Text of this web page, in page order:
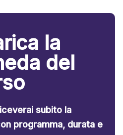
la
del
subito la
programma, durata e